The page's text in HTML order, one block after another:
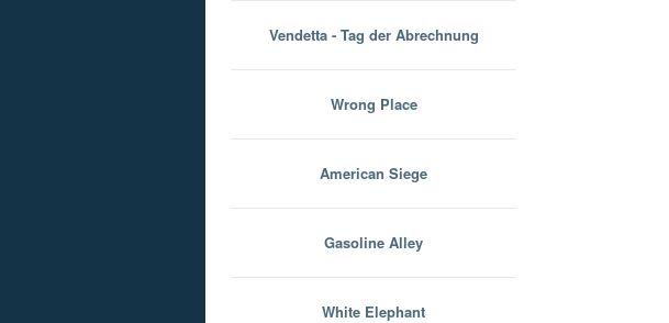
Vendetta - Tag der Abrechnung
Wrong Place
American Siege
Gasoline Alley
White Elephant